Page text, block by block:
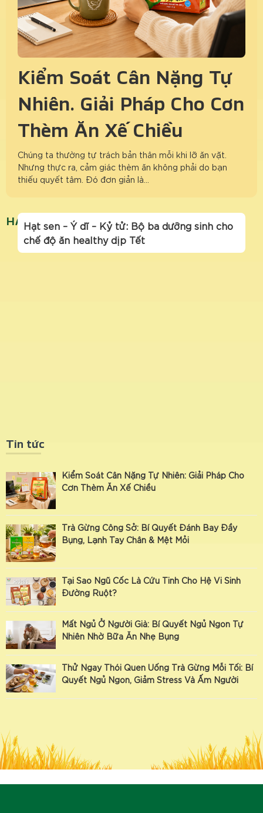
Kiểm Soát Cân Nặng Tự
Nhiên: Giải Pháp Cho Cơn
Thèm Ăn Xế Chiều
Chúng ta thường tự trách bản thân mỗi khi lỡ ăn vặt.
Nhưng thực ra, cảm giác thèm ăn không phải do bạn
thiếu quyết tâm. Đó đơn giản là…
HẠT SEN
Hạt sen – Ý dĩ – Kỷ tử: Bộ ba dưỡng sinh cho
chế độ ăn healthy dịp Tết
Tin tức
Kiểm Soát Cân Nặng Tự Nhiên: Giải Pháp Cho
Cơn Thèm Ăn Xế Chiều
Trà Gừng Công Sở: Bí Quyết Đánh Bay Đầy
Bụng, Lạnh Tay Chân & Mệt Mỏi
Tại Sao Ngũ Cốc Là Cứu Tinh Cho Hệ Vi Sinh
Đường Ruột?
Mất Ngủ Ở Người Già: Bí Quyết Ngủ Ngon Tự
Nhiên Nhờ Bữa Ăn Nhẹ Bụng
Thử Ngay Thói Quen Uống Trà Gừng Mỗi Tối: Bí
Quyết Ngủ Ngon, Giảm Stress Và Ấm Người